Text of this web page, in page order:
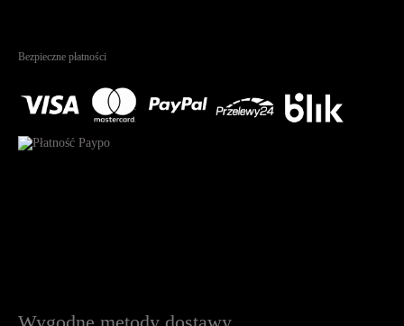
Bezpieczne płatności